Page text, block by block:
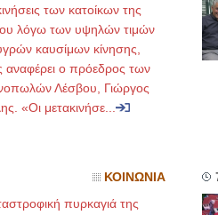
των κατοίκων της
λόγω των υψηλών τιμών
καυσίμων κίνησης,
ο πρόεδρος των
Λέσβου, Γιώργος
«Οι μετακινήσε...
ΚΟΙΝΩΝΙΑ
πυρκαγιά της